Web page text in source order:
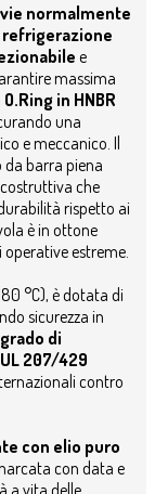
normalmente
refrigerazione
e
massima
O.Ring in HNBR
una
e meccanico. Il
barra piena
che
rispetto ai
è in ottone
estreme.
°C), è dotata di
sicurezza in
grado di
UL 207/429
contro
con elio puro
con data e
a vita delle